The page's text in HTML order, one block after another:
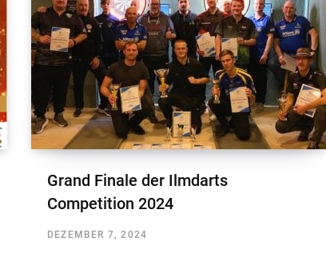
Grand Finale der Ilmdarts
Competition 2024
DEZEMBER 7, 2024